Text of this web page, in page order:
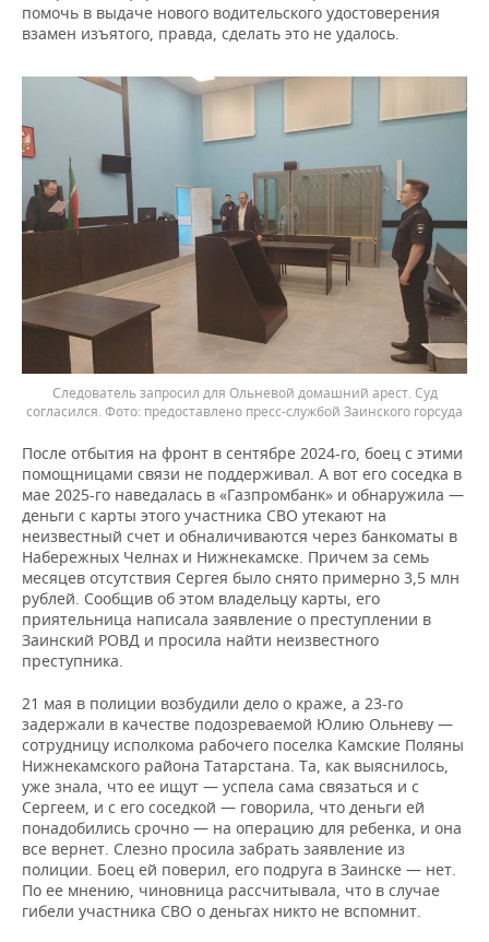
помочь в выдаче нового водительского удостоверения
взамен изъятого, правда, сделать это не удалось.
Следователь запросил для Ольневой домашний арест. Суд
согласился.
предоставлено пресс-службой Заинского горсуда
После отбытия на фронт в сентябре 2024-го, боец с этими
помощницами связи не поддерживал. А вот его соседка в
мае 2025-го наведалась в «Газпромбанк» и обнаружила —
деньги с карты этого участника СВО утекают на
неизвестный счет и обналичиваются через банкоматы в
Набережных Челнах и Нижнекамске. Причем за семь
месяцев отсутствия Сергея было снято примерно 3,5 млн
рублей. Сообщив об этом владельцу карты, его
приятельница написала заявление о преступлении в
Заинский РОВД и просила найти неизвестного
преступника.
21 мая в полиции возбудили дело о краже, а 23-го
задержали в качестве подозреваемой Юлию Ольневу —
сотрудницу исполкома рабочего поселка Камские Поляны
Нижнекамского района Татарстана. Та, как выяснилось,
уже знала, что ее ищут — успела сама связаться и с
Сергеем, и с его соседкой — говорила, что деньги ей
понадобились срочно — на операцию для ребенка, и она
все вернет. Слезно просила забрать заявление из
полиции. Боец ей поверил, его подруга в Заинске — нет.
По ее мнению, чиновница рассчитывала, что в случае
гибели участника СВО о деньгах никто не вспомнит.